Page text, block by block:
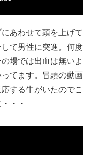
あわせて頭を上げて
て男性に突進。何度
場では出血は無いよ
てます。冒頭の動画
する牛がいたのでこ
・・